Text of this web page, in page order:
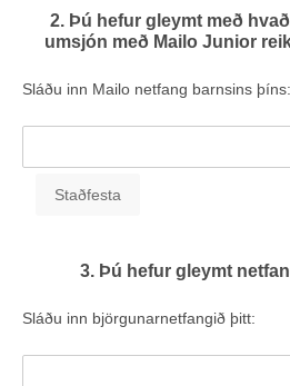
2. Þú hefur gleymt með
umsjón með Mailo Junior
Sláðu inn Mailo netfang barnsins þíns:
3. Þú hefur gleymt
Sláðu inn björgunarnetfangið þitt: